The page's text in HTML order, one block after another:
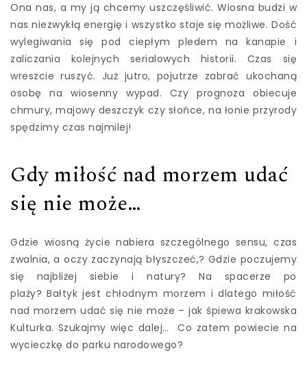
Ona nas, a my ją chcemy uszczęśliwić. Wiosna budzi w
nas niezwykłą energię i wszystko staje się możliwe. Dość
wylegiwania się pod ciepłym pledem na kanapie i
zaliczania kolejnych serialowych historii. Czas się
wreszcie ruszyć. Już jutro, pojutrze zabrać ukochaną
osobę na wiosenny wypad. Czy prognoza obiecuje
chmury, majowy deszczyk czy słońce, na łonie przyrody
spędzimy czas najmilej!
Gdy miłość nad morzem udać
się nie może…
Gdzie wiosną życie nabiera szczególnego sensu, czas
zwalnia, a oczy zaczynają błyszczeć,? Gdzie poczujemy
się najbliżej siebie i natury? Na spacerze po
plaży? Bałtyk jest chłodnym morzem i dlatego miłość
nad morzem udać się nie może – jak śpiewa krakowska
Kulturka. Szukajmy więc dalej… Co zatem powiecie na
wycieczkę do parku narodowego?